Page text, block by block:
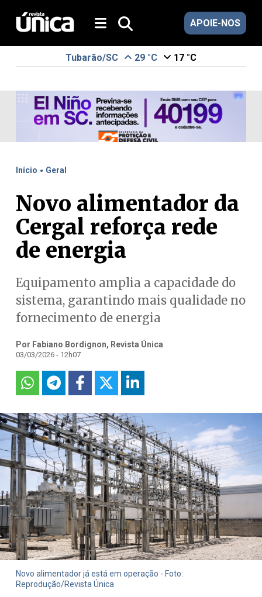
APOIE-NOS
Tubarão/SC 29 °C 17 °C
Início . Geral
Novo alimentador da
Cergal reforça rede
de energia
Equipamento amplia a capacidade do
sistema, garantindo mais qualidade no
fornecimento de energia
Por Fabiano Bordignon, Revista Única
03/03/2026 - 12h07
Novo alimentador já está em operação - Foto:
Reprodução/Revista Única